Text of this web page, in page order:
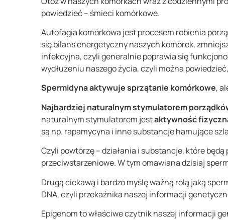
powiedzieć – śmieci komórkowe.
Autofagia komórkowa jest procesem robienia
się bilans energetyczny naszych komórek,
infekcyjna, czyli generalnie poprawia się
wydłużeniu naszego życia, czyli można
Spermidyna aktywuje sprzątanie komórkowe,
Najbardziej naturalnym stymulatorem
naturalnym stymulatorem jestaktywność
są np. rapamycyna i inne substancje hamujące
Czyli powtórzę – działania i substancje, które
przeciwstarzeniowe. W tym omawiana dzisiaj
Drugą ciekawą i bardzo myślę ważną rolą jaką
DNA, czyli przekaźnika naszej informacji
Epigenom to właściwe czytnik naszej informacji